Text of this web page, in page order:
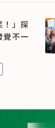
！」探
覺不一